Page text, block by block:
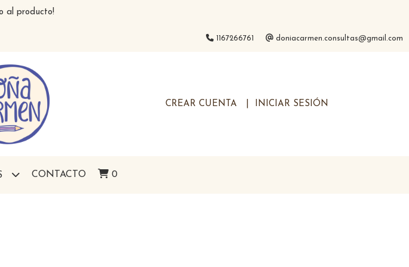
al producto!
1167266761 doniacarmen.consultas@gmail.com
CREAR CUENTA INICIAR SESIÓN
CONTACTO 0